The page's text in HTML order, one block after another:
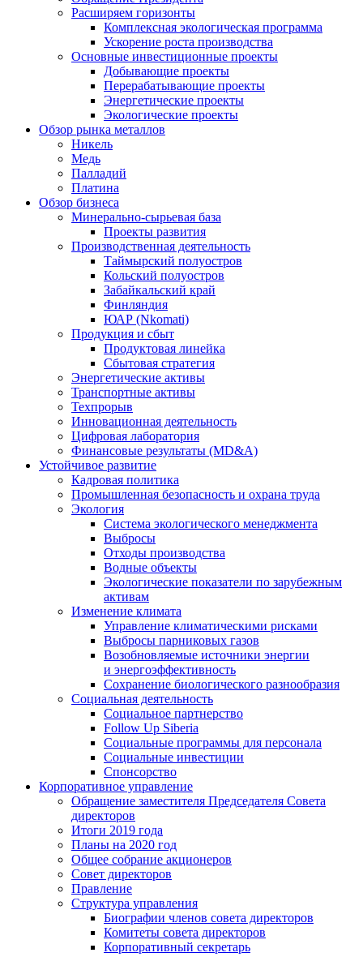
Расширяем горизонты
Комплексная экологическая программа
Ускорение роста производства
Основные инвестиционные проекты
Добывающие проекты
Перерабатывающие проекты
Энергетические проекты
Экологические проекты
Обзор рынка металлов
Никель
Медь
Палладий
Платина
Обзор бизнеса
Минерально-сырьевая база
Проекты развития
Производственная деятельность
Таймырский полуостров
Кольский полуостров
Забайкальский край
Финляндия
ЮАР (Nkomati)
Продукция и сбыт
Продуктовая линейка
Сбытовая стратегия
Энергетические активы
Транспортные активы
Техпрорыв
Инновационная деятельность
Цифровая лаборатория
Финансовые результаты (MD&A)
Устойчивое развитие
Кадровая политика
Промышленная безопасность и охрана труда
Экология
Система экологического менеджмента
Выбросы
Отходы производства
Водные объекты
Экологические показатели по зарубежным
активам
Изменение климата
Управление климатическими рисками
Выбросы парниковых газов
Возобновляемые источники энергии
и энергоэффективность
Сохранение биологического разнообразия
Социальная деятельность
Социальное партнерство
Follow Up Siberia
Социальные программы для персонала
Социальные инвестиции
Спонсорство
Корпоративное управление
Обращение заместителя Председателя Совета
директоров
Итоги 2019 года
Планы на 2020 год
Общее собрание акционеров
Совет директоров
Правление
Структура управления
Биографии членов совета директоров
Комитеты совета директоров
Корпоративный секретарь